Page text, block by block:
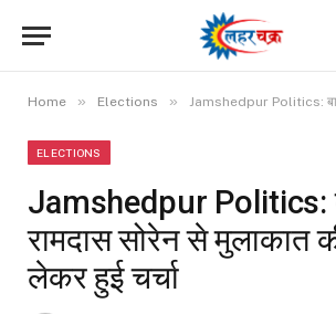
Home » Elections » Jamshedpur Politics: बारी मुर्मू ने रामदास
ELECTIONS
Jamshedpur Politics:
रामदास सोरेन से मुलाकात
लेकर हुई चर्चा